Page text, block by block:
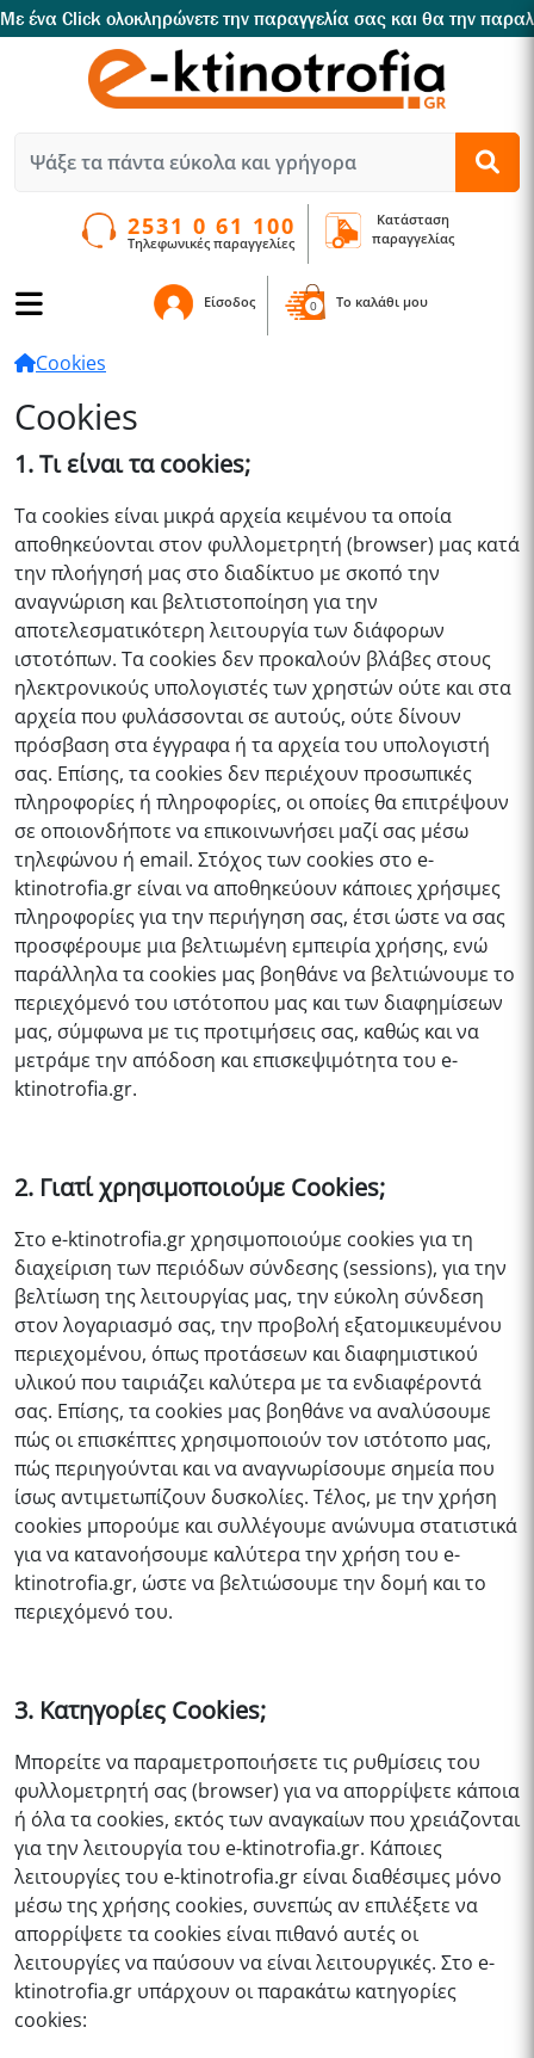
Με ένα Click oλοκληρώνετε την παραγγελία σας και θα την
2531 0 61 100
Τηλεφωνικές παραγγελίες
Κατάσταση
παραγγελίας
Είσοδος 0 To καλάθι μου
Cookies
Cookies
1. Τι είναι τα cookies;
Τα cookies είναι μικρά αρχεία κειμένου τα οποία
αποθηκεύονται στον φυλλομετρητή (browser) μας κατά
την πλοήγησή μας στο διαδίκτυο με σκοπό την
αναγνώριση και βελτιστοποίηση για την
αποτελεσματικότερη λειτουργία των διάφορων
ιστοτόπων. Τα cookies δεν προκαλούν βλάβες στους
ηλεκτρονικούς υπολογιστές των χρηστών ούτε και στα
αρχεία που φυλάσσονται σε αυτούς, ούτε δίνουν
πρόσβαση στα έγγραφα ή τα αρχεία του υπολογιστή
σας. Επίσης, τα cookies δεν περιέχουν προσωπικές
πληροφορίες ή πληροφορίες, οι οποίες θα επιτρέψουν
σε οποιονδήποτε να επικοινωνήσει μαζί σας μέσω
τηλεφώνου ή email. Στόχος των cookies στο e-
ktinotrofia.gr είναι να αποθηκεύουν κάποιες χρήσιμες
πληροφορίες για την περιήγηση σας, έτσι ώστε να σας
προσφέρουμε μια βελτιωμένη εμπειρία χρήσης, ενώ
παράλληλα τα cookies μας βοηθάνε να βελτιώνουμε το
περιεχόμενό του ιστότοπου μας και των διαφημίσεων
μας, σύμφωνα με τις προτιμήσεις σας, καθώς και να
μετράμε την απόδοση και επισκεψιμότητα του e-
ktinotrofia.gr.
2. Γιατί χρησιμοποιούμε Cookies;
Στο e-ktinotrofia.grχρησιμοποιούμε cookies για τη
διαχείριση των περιόδων σύνδεσης (sessions), για την
βελτίωση της λειτουργίας μας, την εύκολη σύνδεση
στον λογαριασμό σας, την προβολή εξατομικευμένου
περιεχομένου, όπως προτάσεων και διαφημιστικού
υλικού που ταιριάζει καλύτερα με τα ενδιαφέροντά
σας. Επίσης, τα cookies μας βοηθάνε να αναλύσουμε
πώς οι επισκέπτες χρησιμοποιούν τον ιστότοπο μας,
πώς περιηγούνται και να αναγνωρίσουμε σημεία που
ίσως αντιμετωπίζουν δυσκολίες. Τέλος, με την χρήση
cookies μπορούμε και συλλέγουμε ανώνυμα στατιστικά
για να κατανοήσουμε καλύτερα την χρήση του e-
ktinotrofia.gr, ώστε να βελτιώσουμε την δομή και το
περιεχόμενό του.
3. Κατηγορίες Cookies;
Μπορείτε να παραμετροποιήσετε τις ρυθμίσεις του
φυλλομετρητή σας (browser) για να απορρίψετε κάποια
ή όλα τα cookies, εκτός των αναγκαίων που χρειάζονται
για την λειτουργία του e-ktinotrofia.gr. Κάποιες
λειτουργίες του e-ktinotrofia.grείναι διαθέσιμες μόνο
μέσω της χρήσης cookies, συνεπώς αν επιλέξετε να
απορρίψετε τα cookies είναι πιθανό αυτές οι
λειτουργίες να παύσουν να είναι λειτουργικές. Στο e-
ktinotrofia.gr υπάρχουν οι παρακάτω κατηγορίες
cookies: